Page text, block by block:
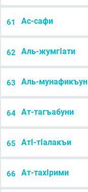
61 Ас-сафи
62 Аль-жумгІати
63 Аль-мунафикъун
64 Ат-тагъабуни
65 АтІ-тІалакъи
66 Ат-тахІрими